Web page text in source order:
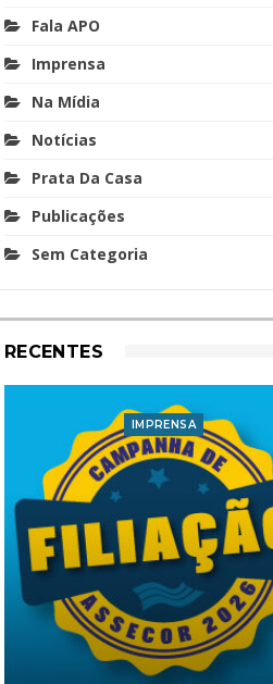
Fala APO
Imprensa
Na Mídia
Notícias
Prata Da Casa
Publicações
Sem Categoria
RECENTES
IMPRENSA